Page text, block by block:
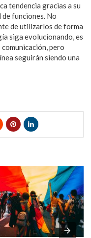
tendencia gracias a su
funciones. No
de utilizarlos de forma
siga evolucionando, es
pero
seguirán siendo una